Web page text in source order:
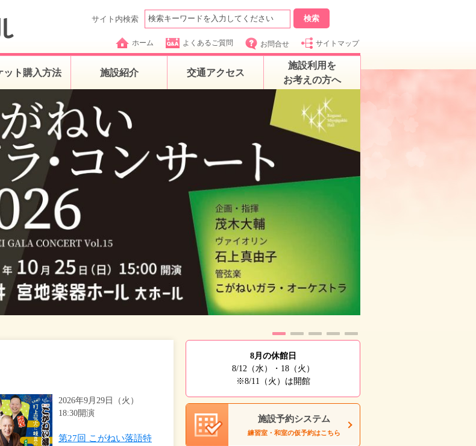
サイト内検索
ホーム よくあるご質問 お問合せ サイトマップ
ット購入方法 施設紹介 交通アクセス
施設利用を
お考えの方へ
2026年9月29日（火）
18:30開演
第27回 こがねい落語特
8月の休館日
8/12（水）・18（火）
※8/11（火）は開館
施設予約システム
練習室・和室の仮予約はこちら